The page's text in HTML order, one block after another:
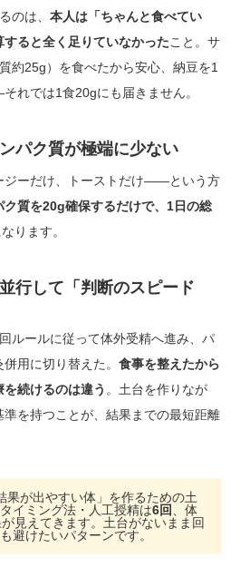
のは、 本人は「ちゃんと食べてい
ると全く足りていなかったこと。サ
約25g）を食べたから安心、納豆を1
れでは1食20gにも届きません。
パク質が極端に少ない
ジーだけ、トーストだけ——という方
ク質を20g確保するだけで、1日の総
ります。
行して「判断のスピード
ルールに従って体外受精へ進み、パ
用に切り替えた。 食事を整えたから
続けるのは違う 。土台を作りなが
を持つことが、結果までの最短距離
果が出やすい体」を作るための土
イミング法・人工授精は6回
、体
見えてきます。土台がないまま回
避けたいパターンです。